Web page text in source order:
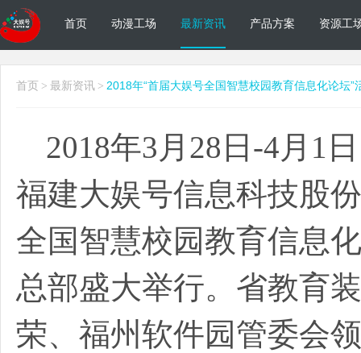
首页 动漫工场 最新资讯 产品方案 资源工
首页 > 最新资讯 > 2018年“首届大娱号全国智慧校园教育信息化论坛
2018年3 月 28 日 -4月 1
福建大娱号信息科技股
全国智慧校园教育信息
总部盛大举行。省教育
荣、福州软件园管委会